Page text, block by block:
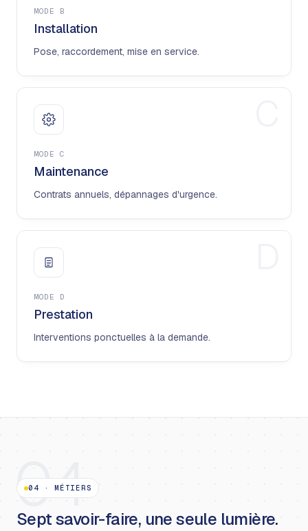
MODE B
Installation
Pose, raccordement, mise en service.
MODE C
Maintenance
Contrats annuels, dépannages d'urgence.
MODE D
Prestation
Interventions ponctuelles à la demande.
04
04 ·MÉTIERS
Sept savoir-faire, une seule lumière.